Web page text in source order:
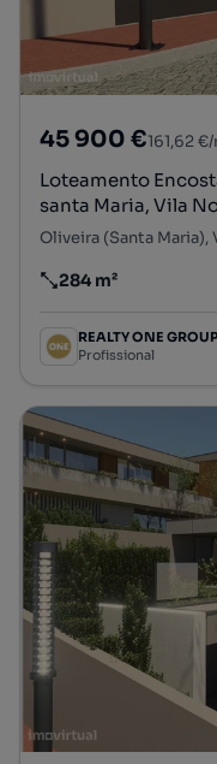
45 900 €161,62 €/
Loteamento
santa Maria, Vila
Oliveira (Santa Maria),
Preço por metro
284 m²
REALTY ONE
Profissional